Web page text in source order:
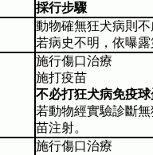
採行步驟
動物確無狂犬病則不
若病史不明，依曝露
施行傷口治療
施打疫苗
不必打狂犬病免疫球
若動物經實驗診斷
苗注射。
施行傷口治療